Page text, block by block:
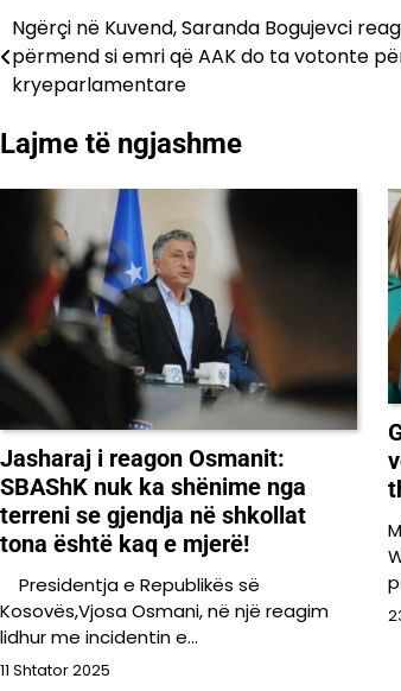
Lëvizje
te
Ngërçi në Kuvend, Saranda Bogujevci
përmend si emri që AAK do ta votonte
kryeparlamentare
Lajme të ngjashme
Jasharaj i reagon Osmanit:
SBAShK nuk ka shënime nga
terreni se gjendja në shkollat
tona është kaq e mjerë!
Presidentja e Republikës së
Kosovës,Vjosa Osmani, në një reagim
lidhur me incidentin e…
11 Shtator 2025